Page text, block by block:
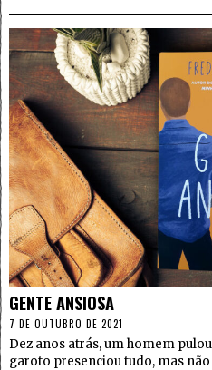
GENTE ANSIOSA
7 DE OUTUBRO DE 2021
Dez anos atrás, um homem
garoto presenciou tudo, mas